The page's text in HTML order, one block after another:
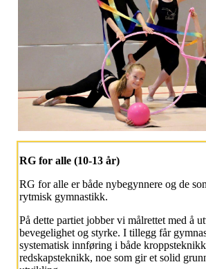
RG for alle (10-13 år)
RG for alle er både nybegynnere og de
rytmisk gymnastikk.
På dette partiet jobber vi målrettet med å
bevegelighet og styrke. I tillegg får
systematisk innføring i både
redskapsteknikk, noe som gir et solid